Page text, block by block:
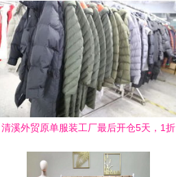
清溪外贸原单服装工厂最后开仓5天，1折